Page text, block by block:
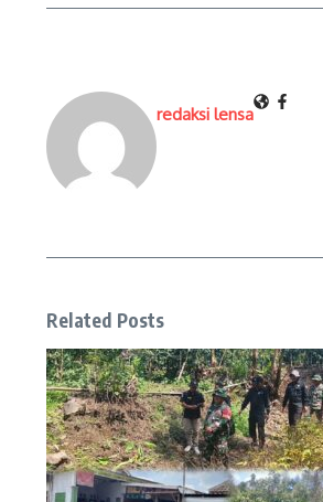
redaksi lensa
Related Posts